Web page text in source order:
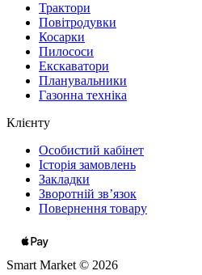
Трактори
Повітродувки
Косарки
Пилососи
Екскаватори
Планувальники
Газонна техніка
Клієнту
Особистий кабінет
Історія замовлень
Закладки
Зворотній зв’язок
Повернення товару
Smart Market © 2026